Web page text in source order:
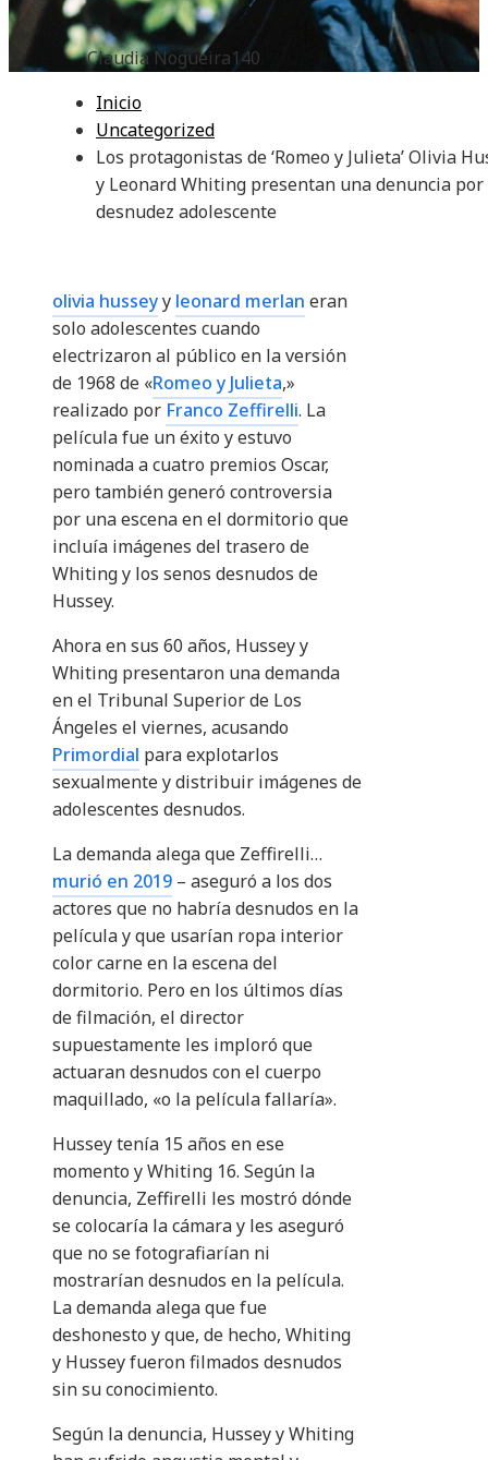
Claudia Nogueira140
Inicio
Uncategorized
Los protagonistas de ‘Romeo y Julieta’ Olivia
y Leonard Whiting presentan una denuncia por
desnudez adolescente
olivia husseyy leonard merlan eran
solo adolescentes cuando
electrizaron al público en la versión
de 1968 de «Romeo y Julieta,»
realizado por Franco Zeffirelli. La
película fue un éxito y estuvo
nominada a cuatro premios Oscar,
pero también generó controversia
por una escena en el dormitorio que
incluía imágenes del trasero de
Whiting y los senos desnudos de
Hussey.
Ahora en sus 60 años, Hussey y
Whiting presentaron una demanda
en el Tribunal Superior de Los
Ángeles el viernes, acusando
Primordial para explotarlos
sexualmente y distribuir imágenes de
adolescentes desnudos.
La demanda alega que Zeffirelli…
murió en 2019 – aseguró a los dos
actores que no habría desnudos en la
película y que usarían ropa interior
color carne en la escena del
dormitorio. Pero en los últimos días
de filmación, el director
supuestamente les imploró que
actuaran desnudos con el cuerpo
maquillado, «o la película fallaría».
Hussey tenía 15 años en ese
momento y Whiting 16. Según la
denuncia, Zeffirelli les mostró dónde
se colocaría la cámara y les aseguró
que no se fotografiarían ni
mostrarían desnudos en la película.
La demanda alega que fue
deshonesto y que, de hecho, Whiting
y Hussey fueron filmados desnudos
sin su conocimiento.
Según la denuncia, Hussey y Whiting